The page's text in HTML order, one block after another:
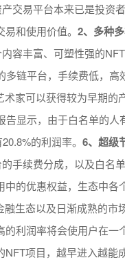
交易平台本来已是投资
和使用价值。 2、多种
容丰富、可塑性强的NFT
链平台，手续费低，高
家可以获得较为早期的
告显示，由于白名单的
的利润率。 6、超级
手续费分成，以及白名
的优惠权益，生态中
生态以及日渐成熟的
利润率将会使用户在
项目，越早进入越